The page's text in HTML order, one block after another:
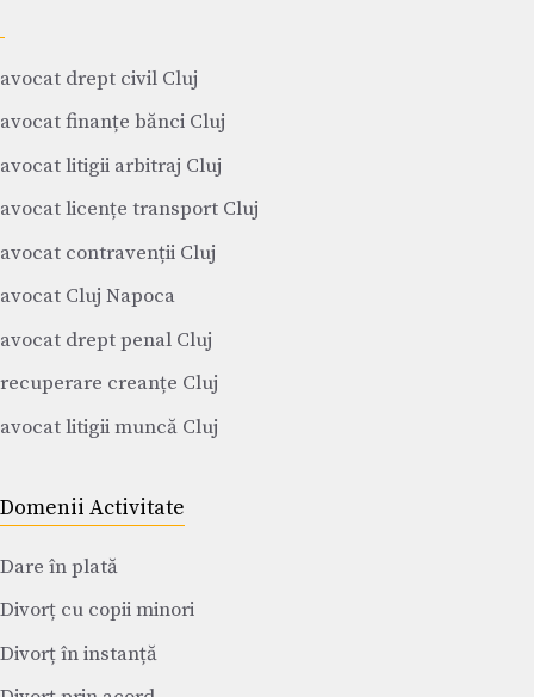
avocat drept civil Cluj
avocat finanțe bănci Cluj
avocat litigii arbitraj Cluj
avocat licențe transport Cluj
avocat contravenții Cluj
avocat Cluj Napoca
avocat drept penal Cluj
recuperare creanțe Cluj
avocat litigii muncă Cluj
Domenii Activitate
Dare în plată
Divorț cu copii minori
Divorț în instanță